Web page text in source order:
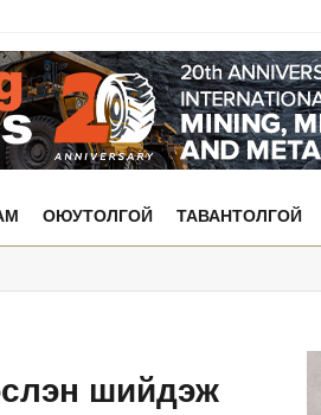
ОЮУТОЛГОЙ ТАВАНТОЛГОЙ
шийдэж